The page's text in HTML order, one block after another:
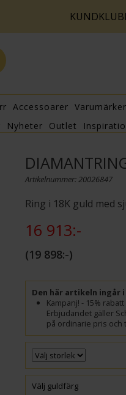
Accessoarer
Nyheter Outlet
Artikelnummer: 20026847
Ring i 18K guld med
16 913:-
19 898:-
Den här artikeln ingår
Kampanj! - 15%
Erbjudandet gäller
på ordinarie pris och
Välj guldfärg